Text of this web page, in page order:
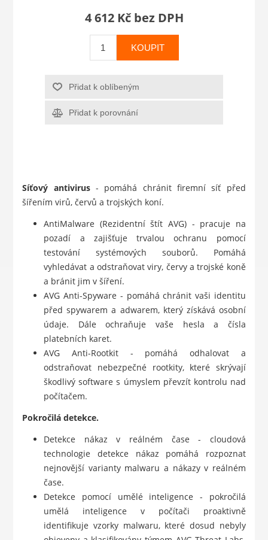
4 612 Kč bez DPH
KOUPIT
Přidat k oblíbeným
Přidat k porovnání
Síťový antivirus- pomáhá chránit firemní síť před
šířením virů, červů a trojských koní.
AntiMalware (Rezidentní štít AVG) - pracuje na
pozadí a zajišťuje trvalou ochranu pomocí
testování systémových souborů. Pomáhá
vyhledávat a odstraňovat viry, červy a trojské koně
a bránit jim v šíření.
AVG Anti-Spyware - pomáhá chránit vaši identitu
před spywarem a adwarem, který získává osobní
údaje. Dále ochraňuje vaše hesla a čísla
platebních karet.
AVG Anti-Rootkit - pomáhá odhalovat a
odstraňovat nebezpečné rootkity, které skrývají
škodlivý software s úmyslem převzít kontrolu nad
počítačem.
Pokročilá detekce.
Detekce nákaz v reálném čase - cloudová
technologie detekce nákaz pomáhá rozpoznat
nejnovější varianty malwaru a nákazy v reálném
čase.
Detekce pomocí umělé inteligence - pokročilá
umělá inteligence v počítači proaktivně
identifikuje vzorky malwaru, které dosud nebyly